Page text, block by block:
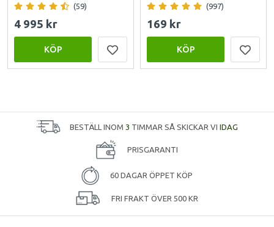
(59)
4 995 kr
KÖP
(997)
169 kr
KÖP
BESTÄLL INOM 3 TIMMAR SÅ SKICKAR VI IDAG
PRISGARANTI
60 DAGAR ÖPPET KÖP
FRI FRAKT ÖVER 500 KR